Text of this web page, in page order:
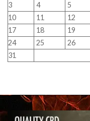
3
4 5
10
11 12
17
18 19
24
25 26
31